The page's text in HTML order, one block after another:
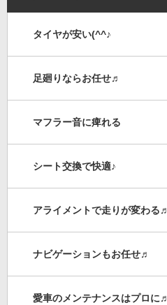
タイヤが安い(^^♪
足廻りならお任せ♬
マフラー音に痺れる
シート交換で快適♪
アライメントで走りが変わる♬
ナビゲーションもお任せ♬
愛車のメンテナンスはプロに♬